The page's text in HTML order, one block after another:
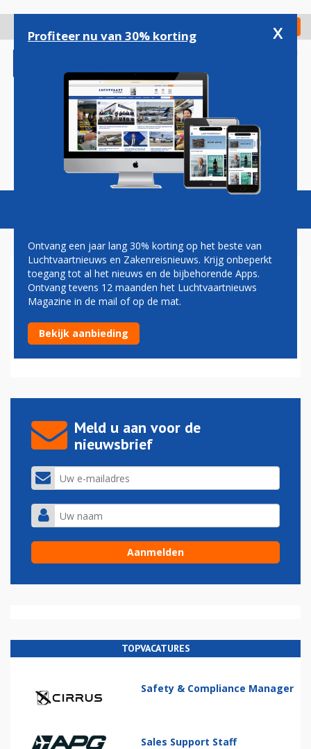
gaan
Check in
Magazine Podcasts Vacatures
MOMOSA
KLM Dreamliner nummer zes geland op Schiphol
01-07-2016 - 06:15
Meld u aan voor de
nieuwsbrief
TOPVACATURES
Safety & Compliance Manager
Sales Support Staff
Profiteer nu van 30% korting x
Ontvang een jaar lang 30% korting op het beste van
Luchtvaartnieuws en Zakenreisnieuws. Krijg onbeperkt
toegang tot al het nieuws en de bijbehorende Apps.
Ontvang tevens 12 maanden het Luchtvaartnieuws
Magazine in de mail of op de mat.
Bekijk aanbieding